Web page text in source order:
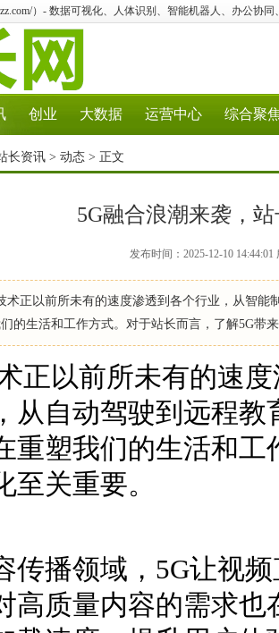
）- 数据可视化、人体识别、智能机器人、办公协
创业 大数据 运营中心 综合聚
长资讯 > 动态 > 正文
5G融合浪潮来袭，
发布时间：2025-12-10
以前所未有的速度渗透到各个行业，从智能
的生活和工作方式。对于站长而言，了解5G带
以前所未有的速度
从自动驾驶到远程
重塑我们的生活和
至关重要。
播领域，5G让视频
高质量内容的需求